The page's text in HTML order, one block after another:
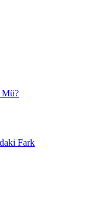
Mü?
Fark